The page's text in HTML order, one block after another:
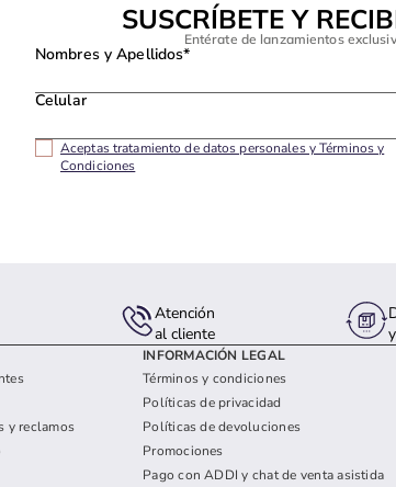
SUSCRÍBETE Y
Entérate de lanzamientos
Nombres y Apellidos*
Celular
Aceptas tratamiento de datos personales y Términos y
Condiciones
Atención
al cliente
y reclamos
INFORMACIÓN LEGAL
Términos y condiciones
Políticas de privacidad
Políticas de devoluciones
Promociones
Pago con ADDI y chat de venta asistida